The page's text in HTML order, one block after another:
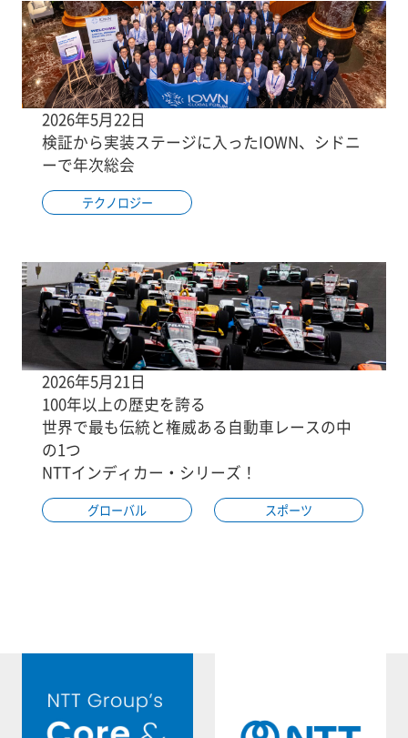
2026年5月22日
検証から実装ステージに入ったIOWN、シドニ
ーで年次総会
テクノロジー
2026年5月21日
100年以上の歴史を誇る
世界で最も伝統と権威ある自動車レースの中
の1つ
NTTインディカー・シリーズ！
グローバル スポーツ